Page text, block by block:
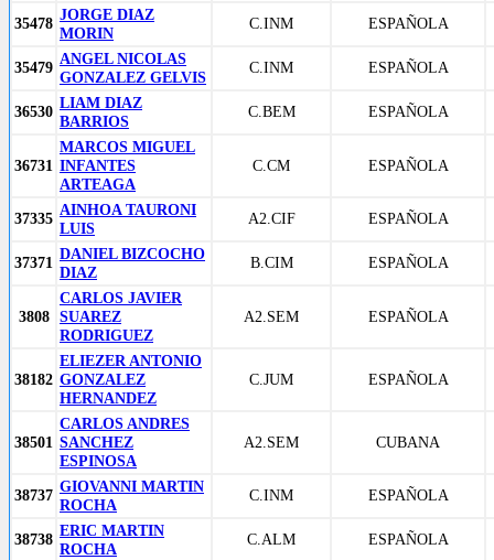
35478 JORGE DIAZ
MORIN
C.INM ESPAÑOLA
35479 ANGEL NICOLAS
GONZALEZ GELVIS
C.INM ESPAÑOLA
36530 LIAM DIAZ
BARRIOS
C.BEM ESPAÑOLA
36731
MARCOS MIGUEL
INFANTES
ARTEAGA
C.CM ESPAÑOLA
37335 AINHOA TAURONI
LUIS
A2.CIF ESPAÑOLA
37371 DANIEL BIZCOCHO
DIAZ
B.CIM ESPAÑOLA
3808
CARLOS JAVIER
SUAREZ
RODRIGUEZ
A2.SEM ESPAÑOLA
38182
ELIEZER ANTONIO
GONZALEZ
HERNANDEZ
C.JUM ESPAÑOLA
38501
CARLOS ANDRES
SANCHEZ
ESPINOSA
A2.SEM CUBANA
38737 GIOVANNI MARTIN
ROCHA
C.INM ESPAÑOLA
38738 ERIC MARTIN
ROCHA
C.ALM ESPAÑOLA